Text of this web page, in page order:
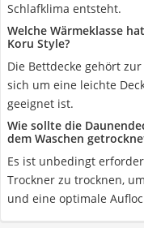
Schlafklima entsteht.
Welche Wärmeklasse
Koru Style?
Die Bettdecke gehört
sich um eine leichte
geeignet ist.
Wie sollte die
dem Waschen
Es ist unbedingt
Trockner zu trocknen,
und eine optimale